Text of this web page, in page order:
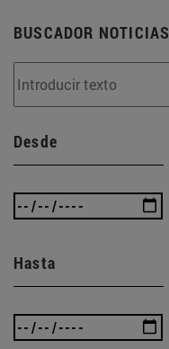
BUSCADOR NOTICIAS
Desde
Hasta